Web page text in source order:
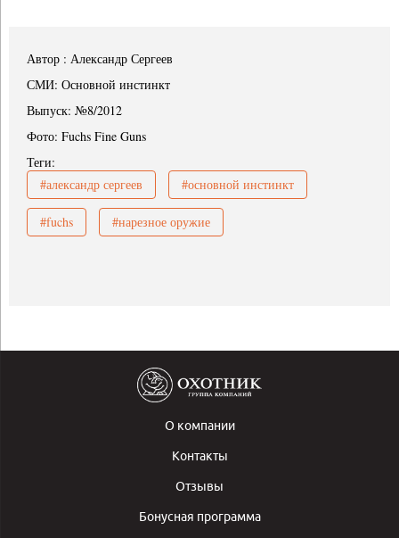
Автор : Александр Сергеев
СМИ: Основной инстинкт
Выпуск: №8/2012
Фото: Fuchs Fine Guns
Теги:
#александр сергеев
#основной инстинкт
#fuchs #нарезное оружие
О компании
Контакты
Отзывы
Бонусная программа